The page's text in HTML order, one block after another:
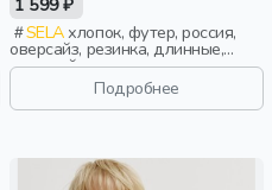
SELAхлопок, футер, россия,
оверсайз, резинка, длинные,
длинный рукав, манжета,
свободные, принт, вырез,
круглый вырез, мальчики, дети
Подробнее